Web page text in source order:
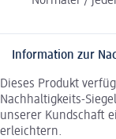
Information zur
Dieses Produkt
Nachhaltigkeits-
unserer Kundschaft
erleichtern.